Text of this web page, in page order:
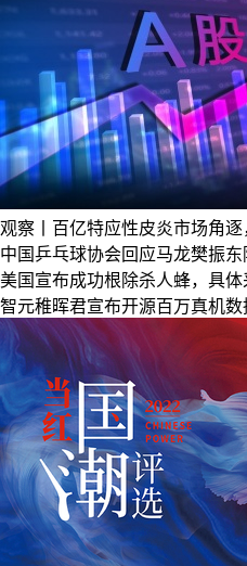
观察丨百亿特应性皮炎市场角逐
中国乒乓球协会回应马龙樊振
美国宣布成功根除杀人蜂，具
智元稚晖君宣布开源百万真机数